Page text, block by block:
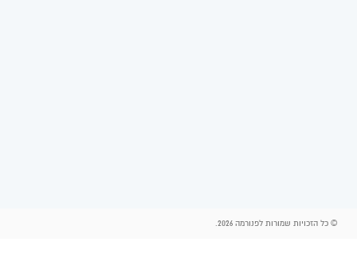
© כל הזכויות שמורות לפנורמה 2026.